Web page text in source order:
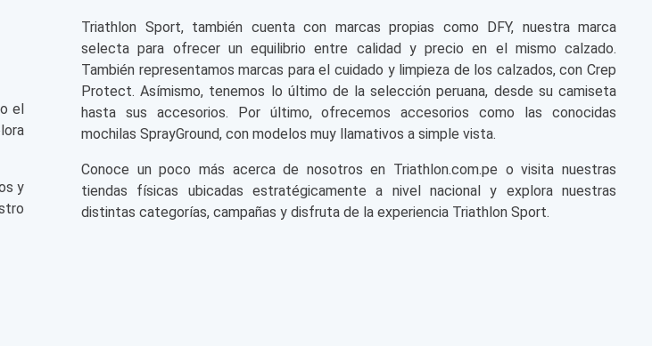
el
y
Triathlon Sport, también cuenta con marcas propias como DFY, nuestra marca
selecta para ofrecer un equilibrio entre calidad y precio en el mismo calzado.
También representamos marcas para el cuidado y limpieza de los calzados, con Crep
Protect. Asímismo, tenemos lo último de la selección peruana, desde su camiseta
hasta sus accesorios. Por último, ofrecemos accesorios como las conocidas
mochilas SprayGround, con modelos muy llamativos a simple vista.
Conoce un poco más acerca de nosotros en Triathlon.com.pe o visita nuestras
tiendas físicas ubicadas estratégicamente a nivel nacional y explora nuestras
distintas categorías, campañas y disfruta de la experiencia Triathlon Sport.